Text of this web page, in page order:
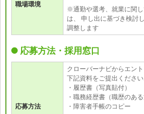
職場環境
※通勤や選考、就業に関
は、 申し出に基づき検討
調整します
応募方法・採用窓口
応募方法
クローバーナビからエン
下記資料をご提出ください
・履歴書（写真貼付）
・職務経歴書（職歴のある
・障害者手帳のコピー